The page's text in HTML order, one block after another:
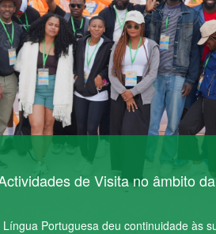
de Visita no âmbito
Portuguesa deu continuidade às